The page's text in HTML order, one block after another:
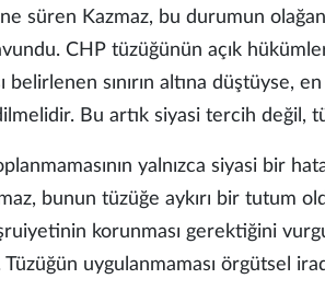
süren Kazmaz, bu durumun
CHP tüzüğünün açık
belirlenen sınırın altına düştüyse,
Bu artık siyasi tercih değil,
yalnızca siyasi bir
bunun tüzüğe aykırı bir tutum
korunması gerektiğini
Tüzüğün uygulanmaması örgütsel